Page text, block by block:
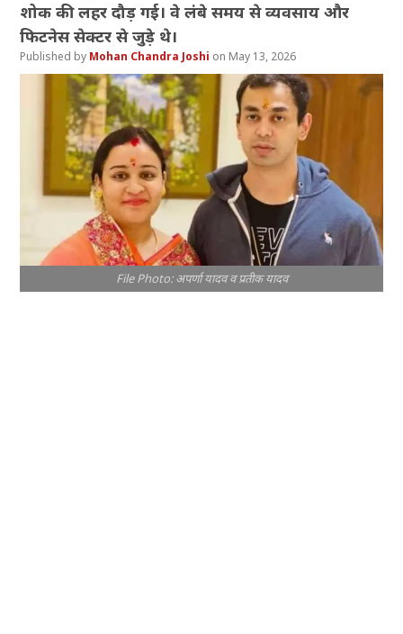
शोक की लहर दौड़ गई। वे लंबे समय से व्यवसाय और
फिटनेस सेक्टर से जुड़े थे।
Mohan Chandra Joshi May 13, 2026
File Photo: अपर्णा यादव व प्रतीक यादव